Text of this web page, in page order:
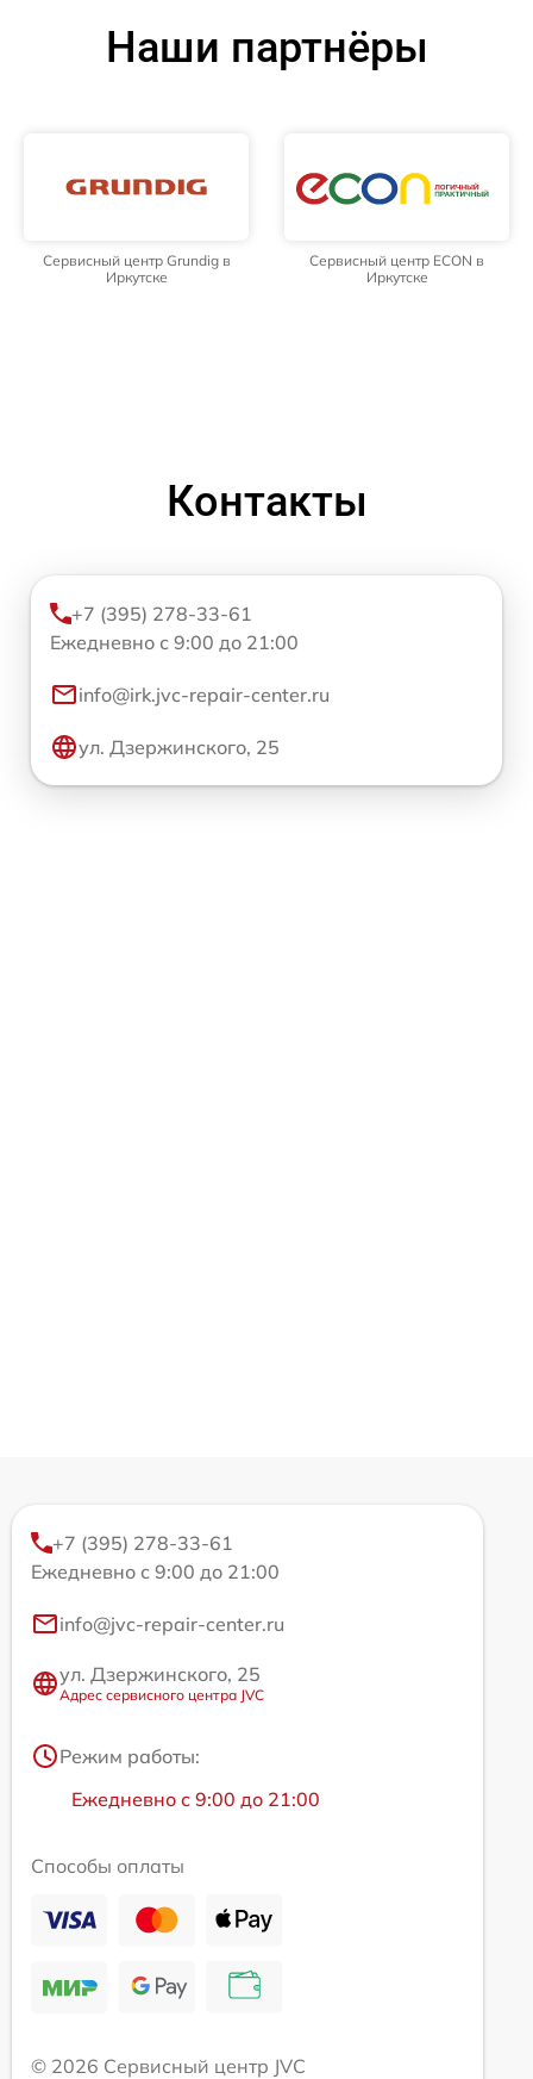
Наши партнёры
Сервисный центр Grundig в
Иркутске
Сервисный центр ECON в
Иркутске
Контакты
+7 (395) 278-33-61
Ежедневно с 9:00 до 21:00
info@irk.jvc-repair-center.ru
ул. Дзержинского, 25
+7 (395) 278-33-61
Ежедневно с 9:00 до 21:00
info@jvc-repair-center.ru
ул. Дзержинского, 25
Адрес сервисного центра JVC
Режим работы:
Ежедневно с 9:00 до 21:00
Способы оплаты
© 2026 Сервисный центр JVC